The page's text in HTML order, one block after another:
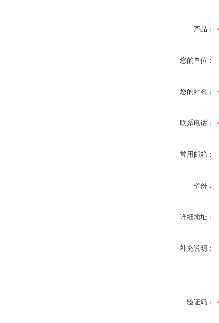
产品：
您的单位：
您的姓名：
联系电话：
常用邮箱：
省份：
详细地址：
补充说明：
验证码：